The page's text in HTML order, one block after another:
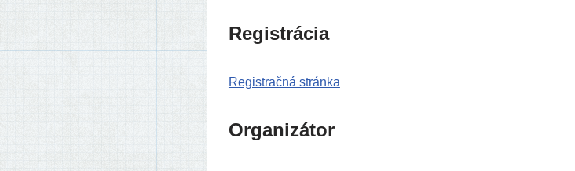
Registrácia
Registračná strán­ka
Organizátor